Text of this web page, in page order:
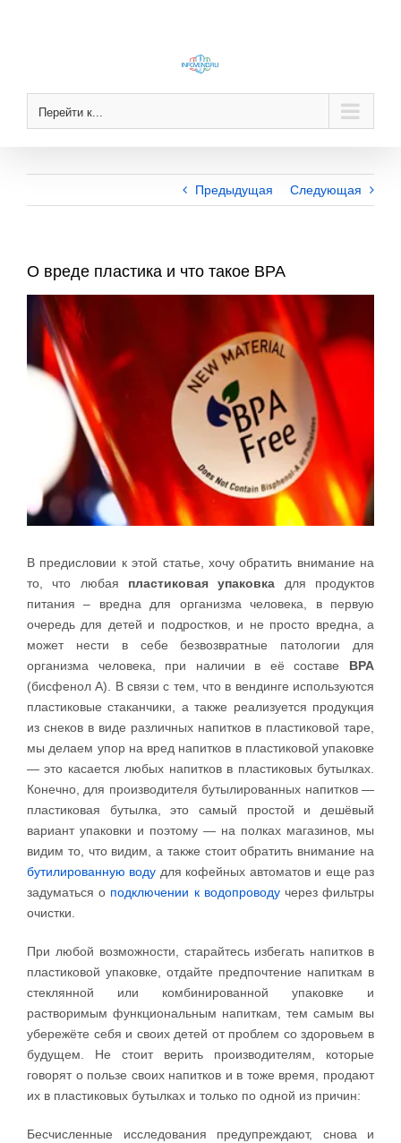
Перейти к...
Предыдущая Следующая
О вреде пластика и что такое BPA
View
Larger
Image
В предисловии к этой статье, хочу обратить внимание на
то, что любая пластиковая упаковка для продуктов
питания – вредна для организма человека, в первую
очередь для детей и подростков, и не просто вредна, а
может нести в себе безвозвратные патологии для
организма человека, при наличии в её составе BPA
(бисфенол А). В связи с тем, что в вендинге используются
пластиковые стаканчики, а также реализуется продукция
из снеков в виде различных напитков в пластиковой таре,
мы делаем упор на вред напитков в пластиковой упаковке
— это касается любых напитков в пластиковых бутылках.
Конечно, для производителя бутылированных напитков —
пластиковая бутылка, это самый простой и дешёвый
вариант упаковки и поэтому — на полках магазинов, мы
видим то, что видим, а также стоит обратить внимание на
бутилированную воду для кофейных автоматов и еще раз
задуматься о подключении к водопроводучерез фильтры
очистки.
При любой возможности, старайтесь избегать напитков в
пластиковой упаковке, отдайте предпочтение напиткам в
стеклянной или комбинированной упаковке и
растворимым функциональным напиткам, тем самым вы
убережёте себя и своих детей от проблем со здоровьем в
будущем. Не стоит верить производителям, которые
говорят о пользе своих напитков и в тоже время, продают
их в пластиковых бутылках и только по одной из причин:
Бесчисленные исследования предупреждают, снова и